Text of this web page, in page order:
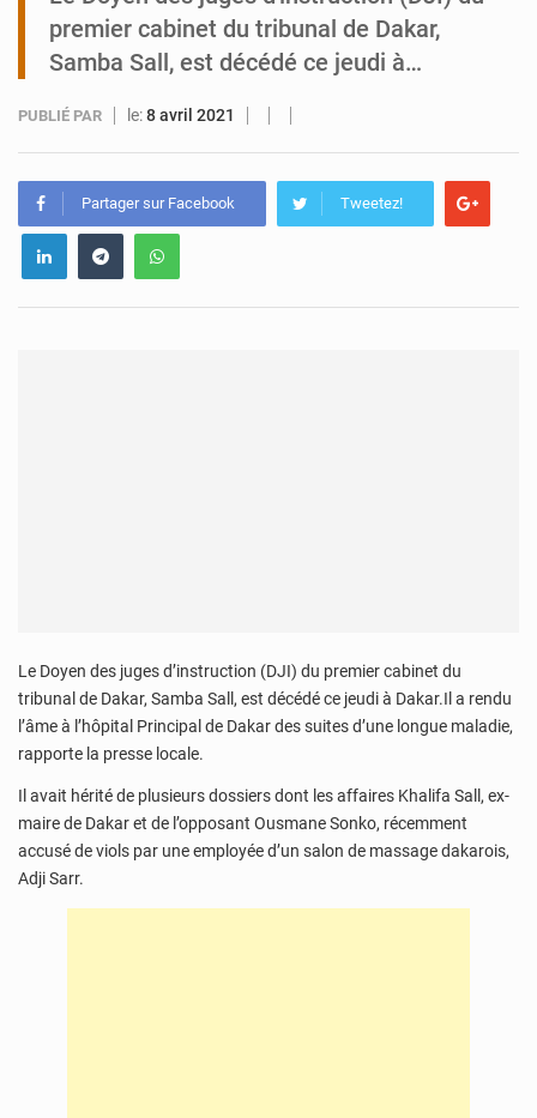
premier cabinet du tribunal de Dakar,
Samba Sall, est décédé ce jeudi à…
PUBLIÉ PAR le:8 avril 2021
Partager sur Facebook Tweetez!
Le Doyen des juges d’instruction (DJI) du premier cabinet du
tribunal de Dakar, Samba Sall, est décédé ce jeudi à Dakar.Il a rendu
l’âme à l’hôpital Principal de Dakar des suites d’une longue maladie,
rapporte la presse locale.
Il avait hérité de plusieurs dossiers dont les affaires Khalifa Sall, ex-
maire de Dakar et de l’opposant Ousmane Sonko, récemment
accusé de viols par une employée d’un salon de massage dakarois,
Adji Sarr.